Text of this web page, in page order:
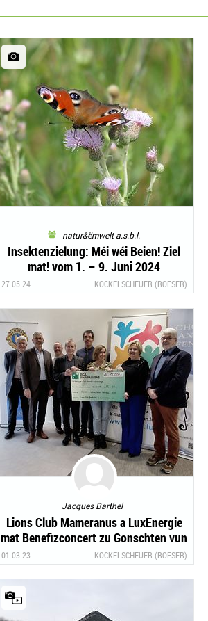
natur&ëmwelt a.s.b.l.
Insektenzielung: Méi wéi Beien! Ziel
mat! vom 1. – 9. Juni 2024
27.05.24 KOCKELSCHEUER (ROESER)
Jacques Barthel
Lions Club Mameranus a LuxEnergie
mat Benefizconcert zu Gonschten vun
Alan asbl
01.03.23 KOCKELSCHEUER (ROESER)